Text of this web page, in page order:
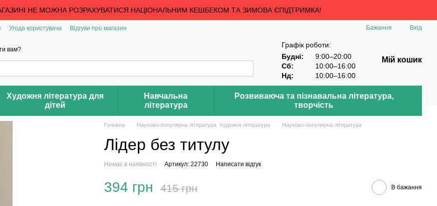
НЕ МОЖНА РОЗРАХУВАТИСЯ НАЦІОНАЛЬНИМ КЕШБЕКОМ ТА ЗИМОВА ЄПІДТРИМКА!
Угода користувача Відгуки про магазин Бажання Вхід
вам?
Графік роботи:
Будні:
9:00–20:00
Сб:
10:00–16:00
Нд:
10:00–16:00
Мій кошик
Художня література для
дітей
Навчальна
література
Розвиваюча та пізнавальна література,
творчість
Головна Науково-популярна література. Художня література Науково-популярна література
Лідер без титулу
Немає в наявності Артикул: 22730 Написати відгук
394 грн 415 грн В бажання